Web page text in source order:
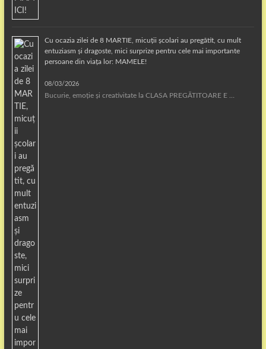
Cu ocazia zilei de 8 MARTIE, micuții școlari au pregătit, cu mult
entuziasm și dragoste, mici surprize pentru cele mai importante
persoane din viața lor: MAMELE!
08/03/2026
Bucurie, emoție și creativitate la CLASA PREGĂTITOARE E …